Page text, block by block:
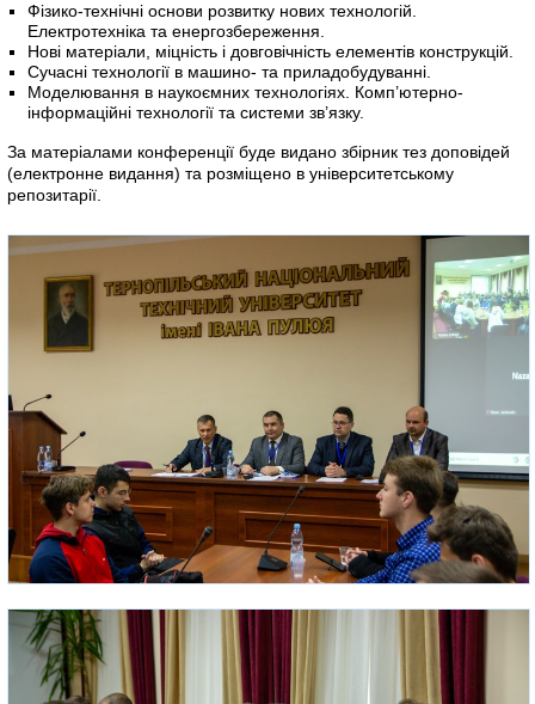
Фізико-технічні основи розвитку нових технологій.
Електротехніка та енергозбереження.
Нові матеріали, міцність і довговічність елементів конструкцій.
Сучасні технології в машино- та приладобудуванні.
Моделювання в наукоємних технологіях. Комп’ютерно-
інформаційні технології та системи зв’язку.
За матеріалами конференції буде видано збірник тез доповідей
(електронне видання) та розміщено в університетському
репозитарії.